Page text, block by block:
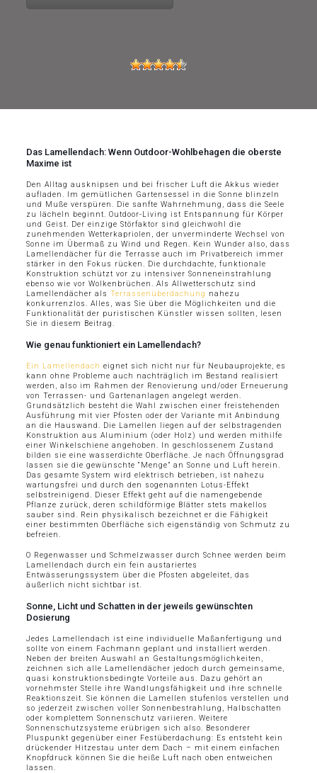
Das Lamellendach: Wenn Outdoor-Wohlbehagen die oberste
Maxime ist
Den Alltag ausknipsen und bei frischer Luft die Akkus wieder
aufladen. Im gemütlichen Gartensessel in die Sonne blinzeln
und Muße verspüren. Die sanfte Wahrnehmung, dass die Seele
zu lächeln beginnt. Outdoor-Living ist Entspannung für Körper
und Geist. Der einzige Störfaktor sind gleichwohl die
zunehmenden Wetterkapriolen, der unverminderte Wechsel von
Sonne im Übermaß zu Wind und Regen. Kein Wunder also, dass
Lamellendächer für die Terrasse auch im Privatbereich immer
stärker in den Fokus rücken. Die durchdachte, funktionale
Konstruktion schützt vor zu intensiver Sonneneinstrahlung
ebenso wie vor Wolkenbrüchen. Als Allwetterschutz sind
Lamellendächer als Terrassenüberdachung nahezu
konkurrenzlos. Alles, was Sie über die Möglichkeiten und die
Funktionalität der puristischen Künstler wissen sollten, lesen
Sie in diesem Beitrag.
Wie genau funktioniert ein Lamellendach?
Ein Lamellendach eignet sich nicht nur für Neubauprojekte, es
kann ohne Probleme auch nachträglich im Bestand realisiert
werden, also im Rahmen der Renovierung und/oder Erneuerung
von Terrassen- und Gartenanlagen angelegt werden.
Grundsätzlich besteht die Wahl zwischen einer freistehenden
Ausführung mit vier Pfosten oder der Variante mit Anbindung
an die Hauswand. Die Lamellen liegen auf der selbstragenden
Konstruktion aus Aluminium (oder Holz) und werden mithilfe
einer Winkelschiene angehoben. In geschlossenem Zustand
bilden sie eine wasserdichte Oberfläche. Je nach Öffnungsgrad
lassen sie die gewünschte “Menge” an Sonne und Luft herein.
Das gesamte System wird elektrisch betrieben, ist nahezu
wartungsfrei und durch den sogenannten Lotus-Effekt
selbstreinigend. Dieser Effekt geht auf die namengebende
Pflanze zurück, deren schildförmige Blätter stets makellos
sauber sind. Rein physikalisch bezeichnet er die Fähigkeit
einer bestimmten Oberfläche sich eigenständig von Schmutz zu
befreien.
O Regenwasser und Schmelzwasser durch Schnee werden beim
Lamellendach durch ein fein austariertes
Entwässerungssystem über die Pfosten abgeleitet, das
äußerlich nicht sichtbar ist.
Sonne, Licht und Schatten in der jeweils gewünschten
Dosierung
Jedes Lamellendach ist eine individuelle Maßanfertigung und
sollte von einem Fachmann geplant und installiert werden.
Neben der breiten Auswahl an Gestaltungsmöglichkeiten,
zeichnen sich alle Lamellendächer jedoch durch gemeinsame,
quasi konstruktionsbedingte Vorteile aus. Dazu gehört an
vornehmster Stelle ihre Wandlungsfähigkeit und ihre schnelle
Reaktionszeit. Sie können die Lamellen stufenlos verstellen und
so jederzeit zwischen voller Sonnenbestrahlung, Halbschatten
oder komplettem Sonnenschutz variieren. Weitere
Sonnenschutzsysteme erübrigen sich also. Besonderer
Pluspunkt gegenüber einer Festüberdachung: Es entsteht kein
drückender Hitzestau unter dem Dach – mit einem einfachen
Knopfdruck können Sie die heiße Luft nach oben entweichen
lassen.